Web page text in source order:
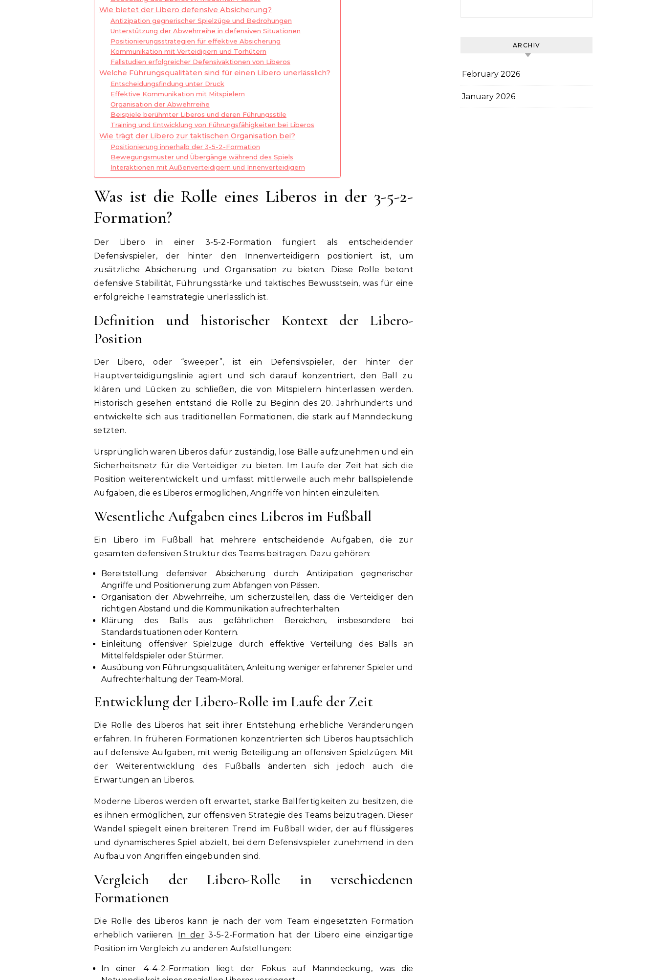
Wie bietet der Libero defensive Absicherung?
Antizipation gegnerischer Spielzüge und Bedrohungen
Unterstützung der Abwehrreihe in defensiven Situationen
Positionierungsstrategien für effektive Absicherung
Kommunikation mit Verteidigern und Torhütern
Fallstudien erfolgreicher Defensivaktionen von Liberos
Welche Führungsqualitäten sind für einen Libero unerlässlich?
Entscheidungsfindung unter Druck
Effektive Kommunikation mit Mitspielern
Organisation der Abwehrreihe
Beispiele berühmter Liberos und deren Führungsstile
Training und Entwicklung von Führungsfähigkeiten bei Liberos
Wie trägt der Libero zur taktischen Organisation bei?
Positionierung innerhalb der 3-5-2-Formation
Bewegungsmuster und Übergänge während des Spiels
Interaktionen mit Außenverteidigern und Innenverteidigern
Was ist die Rolle eines Liberos in der 3-5-2-
Formation?
Der Libero in einer 3-5-2-Formation fungiert als entscheidender
Defensivspieler, der hinter den Innenverteidigern positioniert ist, um
zusätzliche Absicherung und Organisation zu bieten. Diese Rolle betont
defensive Stabilität, Führungsstärke und taktisches Bewusstsein, was für eine
erfolgreiche Teamstrategie unerlässlich ist.
Definition und historischer Kontext der Libero-
Position
Der Libero, oder “sweeper”, ist ein Defensivspieler, der hinter der
Hauptverteidigungslinie agiert und sich darauf konzentriert, den Ball zu
klären und Lücken zu schließen, die von Mitspielern hinterlassen werden.
Historisch gesehen entstand die Rolle zu Beginn des 20. Jahrhunderts und
entwickelte sich aus traditionellen Formationen, die stark auf Manndeckung
setzten.
Ursprünglich waren Liberos dafür zuständig, lose Bälle aufzunehmen und ein
Sicherheitsnetz für die Verteidiger zu bieten. Im Laufe der Zeit hat sich die
Position weiterentwickelt und umfasst mittlerweile auch mehr ballspielende
Aufgaben, die es Liberos ermöglichen, Angriffe von hinten einzuleiten.
Wesentliche Aufgaben eines Liberos im Fußball
Ein Libero im Fußball hat mehrere entscheidende Aufgaben, die zur
gesamten defensiven Struktur des Teams beitragen. Dazu gehören:
Bereitstellung defensiver Absicherung durch Antizipation gegnerischer
Angriffe und Positionierung zum Abfangen von Pässen.
Organisation der Abwehrreihe, um sicherzustellen, dass die Verteidiger den
richtigen Abstand und die Kommunikation aufrechterhalten.
Klärung des Balls aus gefährlichen Bereichen, insbesondere bei
Standardsituationen oder Kontern.
Einleitung offensiver Spielzüge durch effektive Verteilung des Balls an
Mittelfeldspieler oder Stürmer.
Ausübung von Führungsqualitäten, Anleitung weniger erfahrener Spieler und
Aufrechterhaltung der Team-Moral.
Entwicklung der Libero-Rolle im Laufe der Zeit
Die Rolle des Liberos hat seit ihrer Entstehung erhebliche Veränderungen
erfahren. In früheren Formationen konzentrierten sich Liberos hauptsächlich
auf defensive Aufgaben, mit wenig Beteiligung an offensiven Spielzügen. Mit
der Weiterentwicklung des Fußballs änderten sich jedoch auch die
Erwartungen an Liberos.
Moderne Liberos werden oft erwartet, starke Ballfertigkeiten zu besitzen, die
es ihnen ermöglichen, zur offensiven Strategie des Teams beizutragen. Dieser
Wandel spiegelt einen breiteren Trend im Fußball wider, der auf flüssigeres
und dynamischeres Spiel abzielt, bei dem Defensivspieler zunehmend in den
Aufbau von Angriffen eingebunden sind.
Vergleich der Libero-Rolle in verschiedenen
Formationen
Die Rolle des Liberos kann je nach der vom Team eingesetzten Formation
erheblich variieren. In der3-5-2-Formation hat der Libero eine einzigartige
Position im Vergleich zu anderen Aufstellungen:
In einer 4-4-2-Formation liegt der Fokus auf Manndeckung, was die
ARCHIV
February 2026
January 2026